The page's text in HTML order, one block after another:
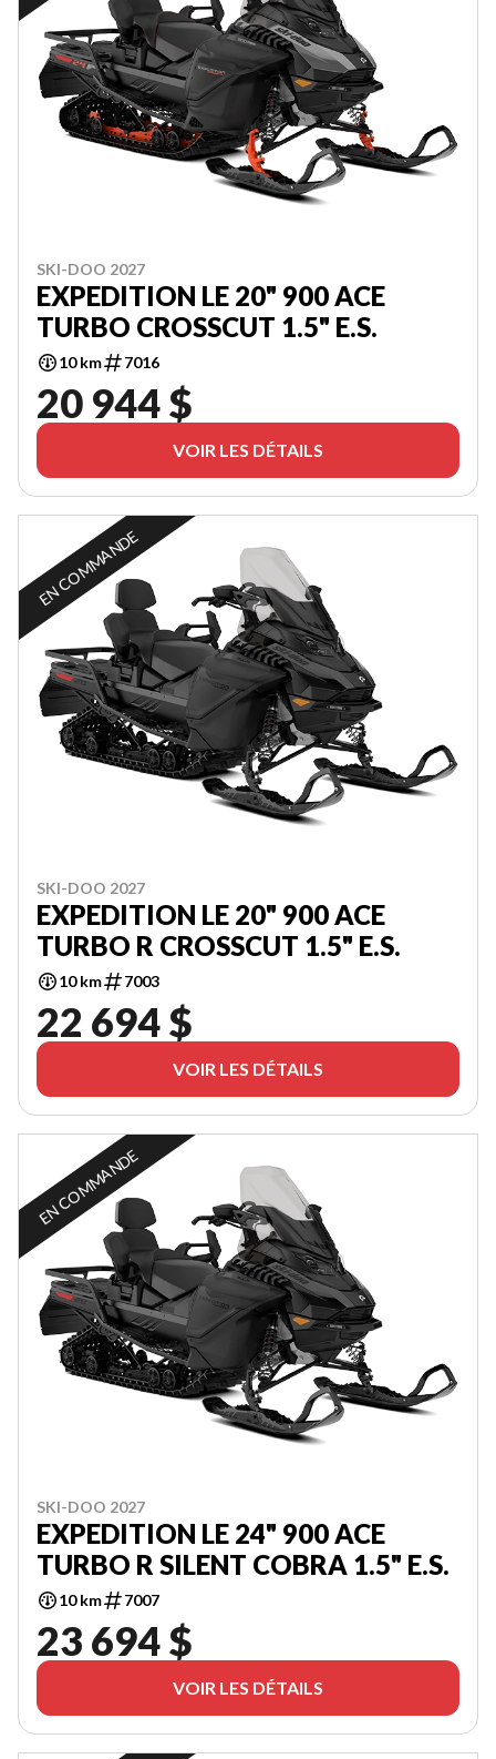
SKI-DOO 2027
EXPEDITION LE 20" 900 ACE
TURBO CROSSCUT 1.5" E.S.
10 km 7016
20 944 $
VOIR LES DÉTAILS
EN COMMANDE
SKI-DOO 2027
EXPEDITION LE 20" 900 ACE
TURBO R CROSSCUT 1.5" E.S.
10 km 7003
22 694 $
VOIR LES DÉTAILS
EN COMMANDE
SKI-DOO 2027
EXPEDITION LE 24" 900 ACE
TURBO R SILENT COBRA 1.5" E.S.
10 km 7007
23 694 $
VOIR LES DÉTAILS